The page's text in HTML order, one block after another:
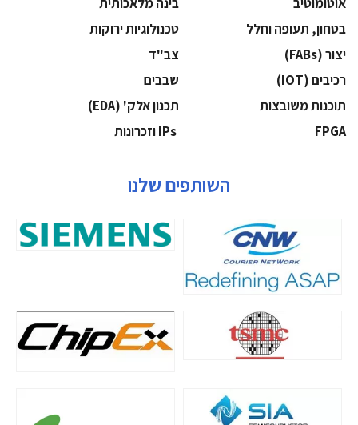
בטחון, תעופה וחלל
‫טכנולוגיות ירוקות‬
‫יצור (‪(FABs‬‬
‫צב"ד‬
‫רכיבים‬ (IOT)
‫שבבים‬
‫תוכנות משובצות‬
‫תכנון אלק' (‪(EDA‬‬
‫‪FPGA‬‬
השותפים שלנו